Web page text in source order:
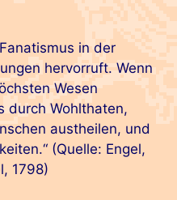
in der
hervorruft. Wenn
Wesen
durch Wohlthaten,
austheilen, und
(Quelle: Engel,
1798)